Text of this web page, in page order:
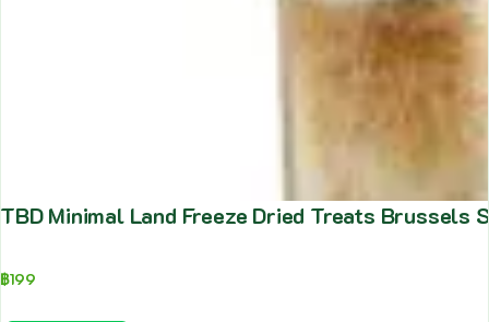
TBD Minimal Land Freeze Dried Treats
฿199